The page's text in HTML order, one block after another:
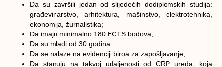
Da su završili jedan od slijedećih dodiplomskih studija:
građevinarstvo, arhitektura, mašinstvo, elektrotehnika,
ekonomija, žurnalistika;
Da imaju minimalno 180 ECTS bodova;
Da su mlađi od 30 godina;
Da se nalaze na evidenciji biroa za zapošljavanje;
Da stanuju na takvoj udaljenosti od CRP ureda, koja